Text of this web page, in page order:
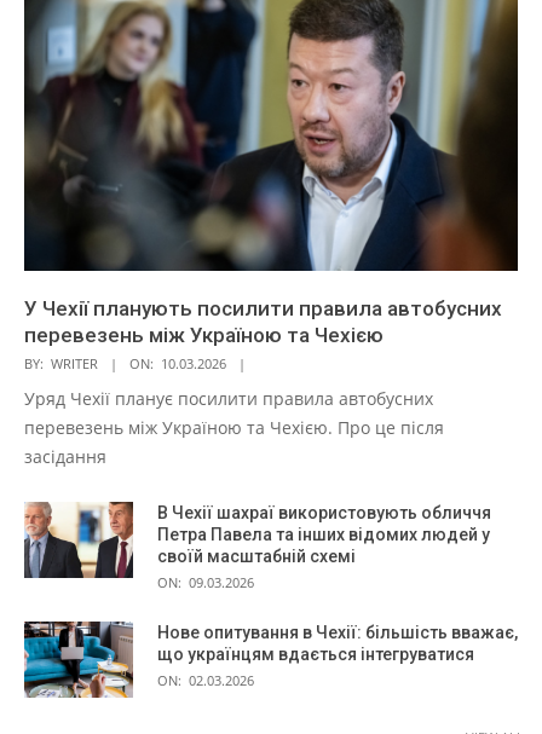
У Чехії планують посилити правила автобусних
перевезень між Україною та Чехією
BY: WRITER ON: 10.03.2026
Уряд Чехії планує посилити правила автобусних
перевезень між Україною та Чехією. Про це після
засідання
В Чехії шахраї використовують обличчя
Петра Павела та інших відомих людей у
своїй масштабній схемі
ON: 09.03.2026
Нове опитування в Чехії: більшість вважає,
що українцям вдається інтегруватися
ON: 02.03.2026